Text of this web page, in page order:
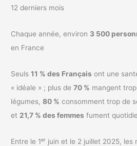
12 derniers mois
Chaque année, environ 3 500
en France
Seuls11 % des Français ont une
« idéale » ; plus de70 % mangent
légumes,80 % consomment trop de
et 21,7 % des femmes fument
Entre le 1ᵉʳ juin et le 2 juillet 2025,